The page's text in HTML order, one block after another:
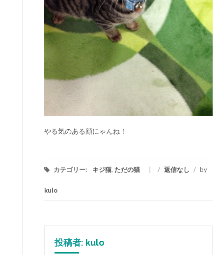
やる気のある顔にゃんね！
カテゴリー: キジ猫, ただの猫 / 返信なし / by
kulo
投稿者: kulo